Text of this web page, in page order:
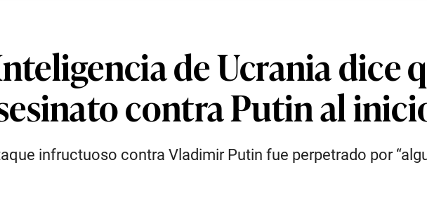
de Ucrania dice
contra Putin al
infructuoso contra Vladimir Putin fue perpetrado por